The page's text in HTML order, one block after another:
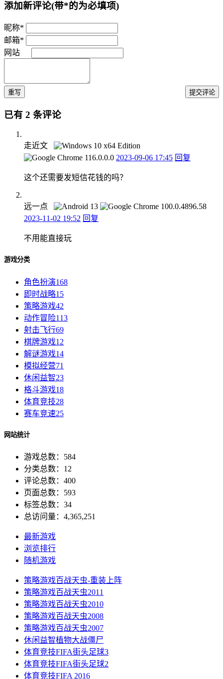
添加新评论(带*的为必填项)
昵称*
邮箱*
网站
重写 提交评论
已有 2 条评论
走近文
2023-09-06 17:45 回复
这个还需要发短信花钱的吗？
远一点
2023-11-02 19:52 回复
不用能直接玩
游戏分类
角色扮演168
即时战略15
策略游戏42
动作冒险113
射击飞行69
棋牌游戏12
解谜游戏14
模拟经营71
休闲益智23
格斗游戏18
体育竞技28
赛车竞速25
网站统计
游戏总数：584
分类总数：12
评论总数：400
页面总数：593
标签总数：34
总访问量：4,365,251
最新游戏
浏览排行
随机游戏
策略游戏百战天虫-重装上阵
策略游戏百战天虫2011
策略游戏百战天虫2010
策略游戏百战天虫2008
策略游戏百战天虫2007
休闲益智植物大战僵尸
体育竞技FIFA街头足球3
体育竞技FIFA街头足球2
体育竞技FIFA 2016